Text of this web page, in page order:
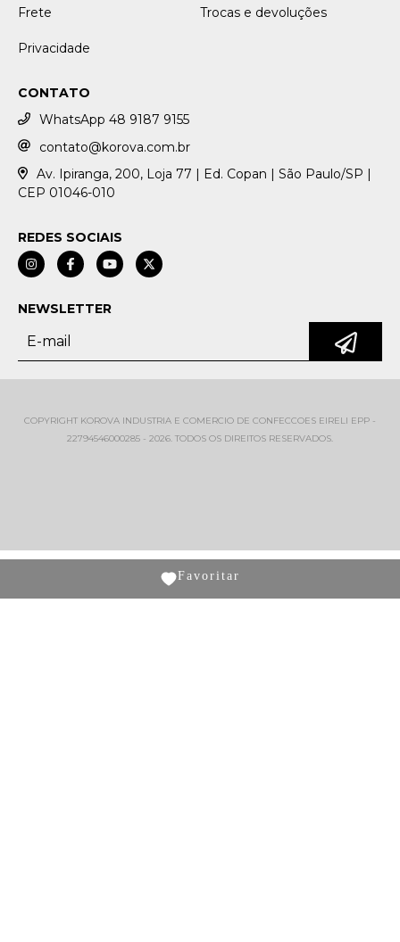
Frete
Trocas e devoluções
Privacidade
CONTATO
WhatsApp 48 9187 9155
contato@korova.com.br
Av. Ipiranga, 200, Loja 77 | Ed. Copan | São Paulo/SP |
CEP 01046-010
REDES SOCIAIS
NEWSLETTER
COPYRIGHT KOROVA INDUSTRIA E COMERCIO DE CONFECCOES EIRELI EPP -
22794546000285 - 2026. TODOS OS DIREITOS RESERVADOS.